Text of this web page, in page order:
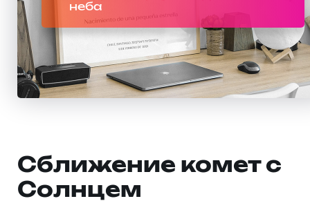
неба
Сближение комет с
Солнцем